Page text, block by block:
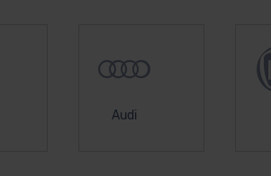
Audi